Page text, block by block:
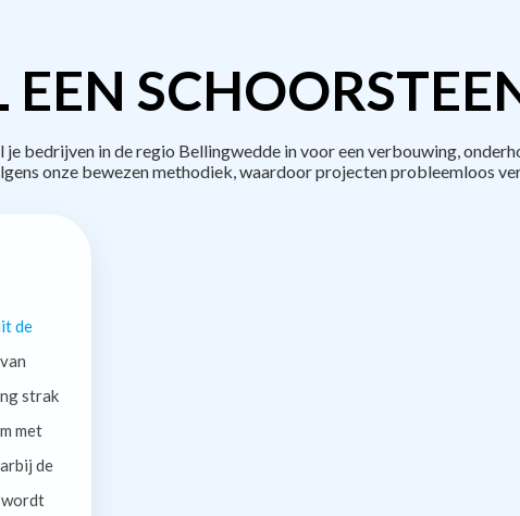
EEN
bedrijven in de regio Bellingwedde in voor een verbouwing,
onze bewezen methodiek, waardoor projecten probleemloos
de
strak
met
de
wordt